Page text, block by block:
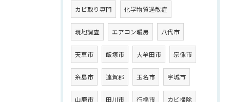
カビ取り専門 化学物質過敏症
現地調査 エアコン暖房 八代市
天草市 飯塚市 大牟田市 宗像市
糸島市 遠賀郡 玉名市 宇城市
山鹿市 田川市 行橋市 カビ掃除